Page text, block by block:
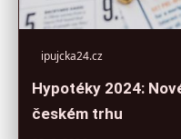
ipujcka24.cz
Hypotéky 2024:
českém trhu